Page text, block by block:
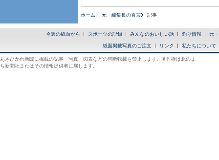
ホーム 元・編集長の直言 記事
今週の紙面から スポーツの記録 みんなのおいしい話 釣り情報 元
紙面掲載写真のご注文 リンク 私たちについて
あさひかわ新聞に掲載の記事・写真・図表などの無断転載を禁止します。著作権は北のま
ち新聞社またはその情報提供者に属します。